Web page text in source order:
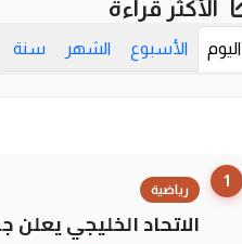
الأكثر قراءة
اليوم الأسبوع الشهر سنة
1
رياضية
الاتحاد الخليجي يعلن جدول